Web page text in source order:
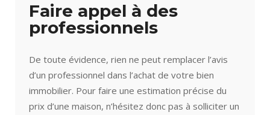
Faire appel à des
professionnels
De toute évidence, rien ne peut remplacer l’avis
d’un professionnel dans l’achat de votre bien
immobilier. Pour faire une estimation précise du
prix d’une maison, n’hésitez donc pas à solliciter un